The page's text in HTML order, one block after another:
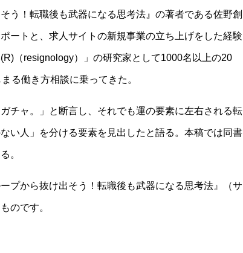
う！転職後も武器になる思考法』の著者である佐野創
ートと、求人サイトの新規事業の立ち上げをした経験
（resignology）」の研究家として1000名以上の20
る働き方相談に乗ってきた。
チャ。」と断言し、それでも運の要素に左右される転
い人」を分ける要素を見出したと語る。本稿では同書
。
プから抜け出そう！転職後も武器になる思考法』（サ
のです。